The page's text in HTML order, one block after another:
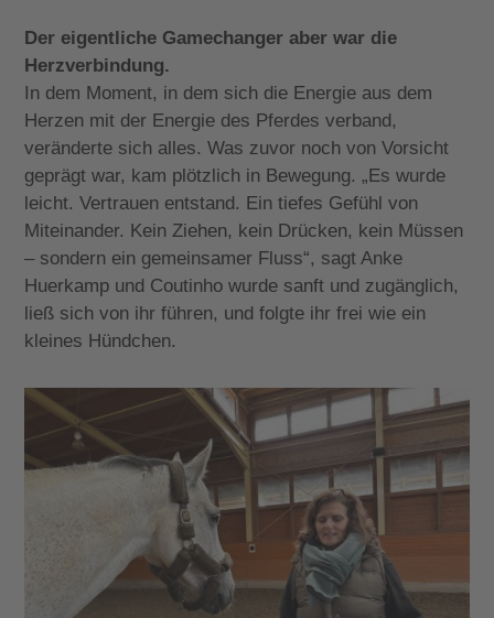
Der eigentliche Gamechanger aber war die
Herzverbindung.
In dem Moment, in dem sich die Energie aus dem
Herzen mit der Energie des Pferdes verband,
veränderte sich alles. Was zuvor noch von Vorsicht
geprägt war, kam plötzlich in Bewegung. „Es wurde
leicht. Vertrauen entstand. Ein tiefes Gefühl von
Miteinander. Kein Ziehen, kein Drücken, kein Müssen
– sondern ein gemeinsamer Fluss“, sagt Anke
Huerkamp und Coutinho wurde sanft und zugänglich,
ließ sich von ihr führen, und folgte ihr frei wie ein
kleines Hündchen.